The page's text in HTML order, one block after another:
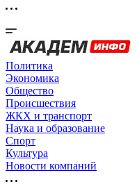
Политика
Экономика
Общество
Происшествия
ЖКХ и транспорт
Наука и образование
Спорт
Культура
Новости компаний